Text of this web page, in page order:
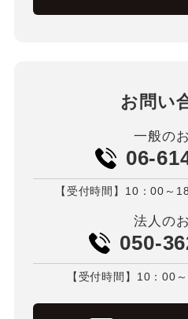
お問い
一般の
06-
【受付時間】10：00～
法人の
050-
【受付時間】10：00